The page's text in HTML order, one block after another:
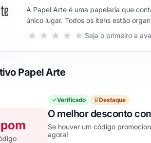
A Papel Arte é uma papelaria que
único lugar. Todos os itens estão
receber em sua casa.
Sua nota para Papel Arte, de 1 a 5
5 estrelas
4 estrelas
3 estrelas
2 estrelas
1 estrela Seja o primeiro a
Papel Arte
Verificado Destaque
O melhor desconto
Se houver um código
agora!